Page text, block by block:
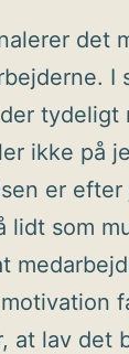
det
I
tydeligt
ikke på
er efter
lidt som
at lav det